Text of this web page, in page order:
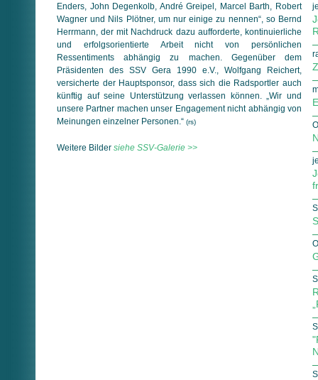
Enders, John Degenkolb, André Greipel, Marcel Barth, Robert
Wagner und Nils Plötner, um nur einige zu nennen“, so Bernd
Herrmann, der mit Nachdruck dazu aufforderte, kontinuierliche
und erfolgsorientierte Arbeit nicht von persönlichen
Ressentiments abhängig zu machen. Gegenüber dem
Präsidenten des SSV Gera 1990 e.V., Wolfgang Reichert,
versicherte der Hauptsponsor, dass sich die Radsportler auch
künftig auf seine Unterstützung verlassen können. „Wir und
unsere Partner machen unser Engagement nicht abhängig von
Meinungen einzelner Personen.“ (rs)
Weitere Bilder siehe SSV-Galerie >>